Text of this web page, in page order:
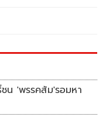
หา